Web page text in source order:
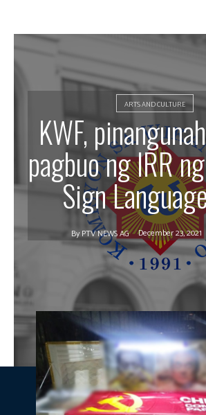
ARTS AND CULTURE
KWF,
pagbuo ng IRR
Sign
By PTV NEWS AG December 23, 2021